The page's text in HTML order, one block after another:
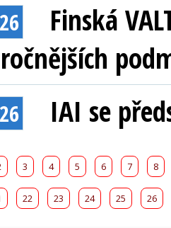
Finská
IAI se
3 4 5 6 7 8
22 23 24 25 26